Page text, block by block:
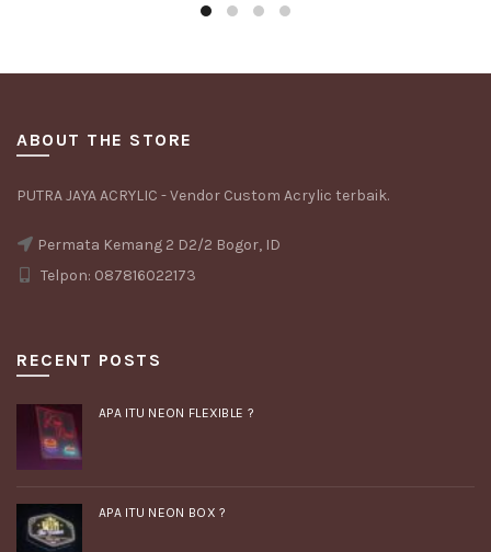
ABOUT THE STORE
PUTRA JAYA ACRYLIC - Vendor Custom Acrylic terbaik.
Permata Kemang 2 D2/2 Bogor, ID
Telpon: 087816022173
RECENT POSTS
APA ITU NEON FLEXIBLE ?
APA ITU NEON BOX ?